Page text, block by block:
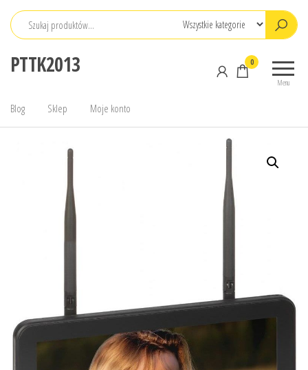
Przejdź
PTTK2013
Menu
0
Blog Sklep Moje konto